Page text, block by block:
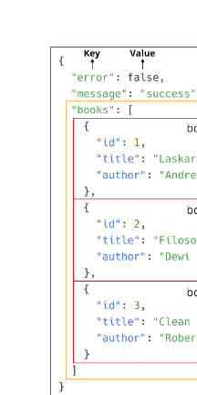
"title":
"author"
},
{
"id" : 3,